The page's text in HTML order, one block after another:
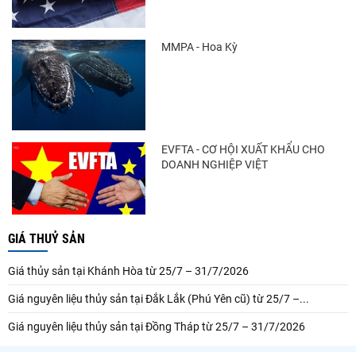
MMPA - Hoa Kỳ
EVFTA - CƠ HỘI XUẤT KHẨU CHO
DOANH NGHIỆP VIỆT
GIÁ THUỶ SẢN
Giá thủy sản tại Khánh Hòa từ 25/7 – 31/7/2026
Giá nguyên liệu thủy sản tại Đắk Lắk (Phú Yên cũ) từ 25/7 –...
Giá nguyên liệu thủy sản tại Đồng Tháp từ 25/7 – 31/7/2026